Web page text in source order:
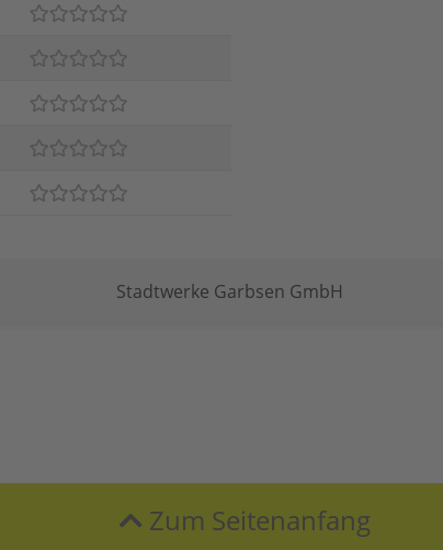
Stadtwerke Garbsen GmbH
Zum Seitenanfang